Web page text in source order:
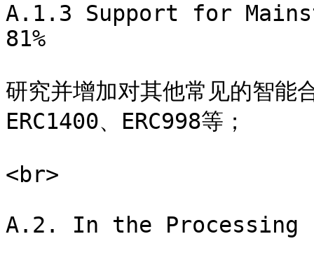
A.1.3 Support for
81%
研究并增加对其他常见的智能
ERC1400、ERC998等；
<br>
A.2. In the Processing